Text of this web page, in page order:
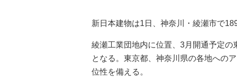
新日本建物は1日、神奈川・綾瀬市で
綾瀬工業団地内に位置、3月開通予定
となる。東京都、神奈川県の各地への
位性を備える。